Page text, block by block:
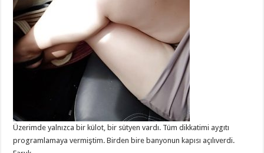
Üzerimde yalnızca bir külot, bir sütyen vardı. Tüm dikkatimi aygıtı
programlamaya vermiştim. Birden bire banyonun kapısı açılıverdi.